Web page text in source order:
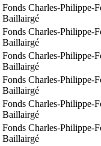
Fonds Charles-Philippe-
Baillairgé
Fonds Charles-Philippe-
Baillairgé
Fonds Charles-Philippe-
Baillairgé
Fonds Charles-Philippe-
Baillairgé
Fonds Charles-Philippe-
Baillairgé
Fonds Charles-Philippe-
Baillairgé